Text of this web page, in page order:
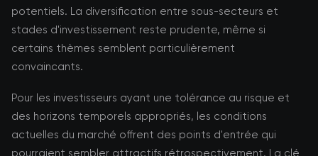
potentiels. La diversification entre sous-secteurs et
stades d'investissement reste prudente, même si
certains thèmes semblent particulièrement
convaincants.
Pour les investisseurs ayant une tolérance au risque et
des horizons temporels appropriés, les conditions
actuelles du marché offrent des points d'entrée qui
pourraient sembler attractifs rétrospectivement. La clé